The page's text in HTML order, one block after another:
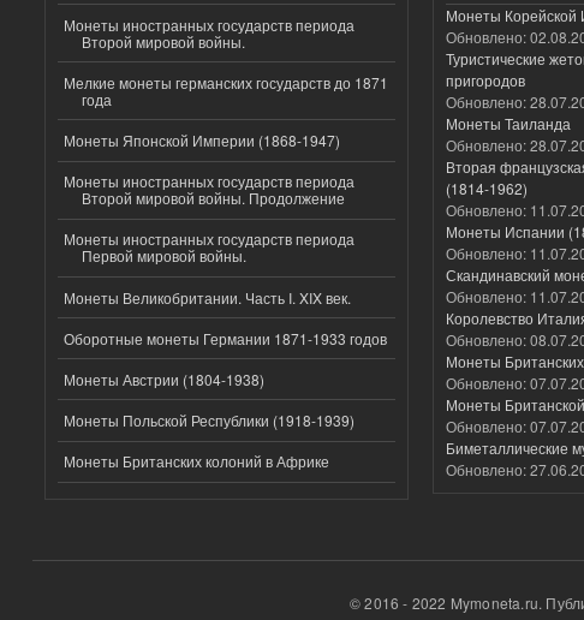
Монеты иностранных государств периода
Второй мировой войны.
Мелкие монеты германских государств до 1871
года
Монеты Японской Империи (1868-1947)
Монеты иностранных государств периода
Второй мировой войны. Продолжение
Монеты иностранных государств периода
Первой мировой войны.
Монеты Великобритании. Часть I. XIX век.
Оборотные монеты Германии 1871-1933 годов
Монеты Австрии (1804-1938)
Монеты Польской Республики (1918-1939)
Монеты Британских колоний в Африке
Монеты Корейской
Обновлено:
Туристические
пригородов
Обновлено:
Монеты Таиланда
Обновлено:
Вторая
(1814-1962)
Обновлено:
Монеты Испании
Обновлено:
Скандинавский
Обновлено:
Королевство
Обновлено:
Монеты
Обновлено:
Монеты
Обновлено:
Биметаллические
Обновлено:
© 2016 - 2022 Mymoneta.ru.